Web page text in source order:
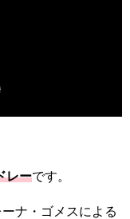
レーです。
ナ・ゴメスによる